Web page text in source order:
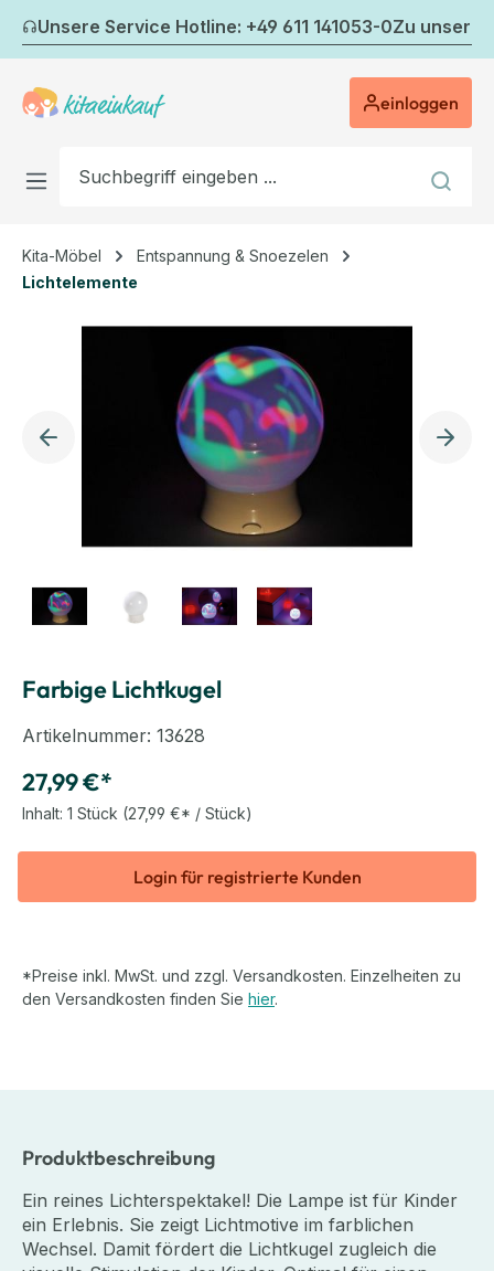
Zum Hauptinhalt springen
Unsere Service Hotline: +49 611 141053-0Zu
einloggen
Kita-Möbel
Entspannung & Snoezelen
Lichtelemente
Bildergalerie überspringen
Farbige Lichtkugel
Artikelnummer: 13628
27,99 €*
Inhalt: 1 Stück (27,99 €* / Stück)
Login für registrierte Kunden
*Preise inkl. MwSt. und zzgl. Versandkosten. Einzelheiten zu
den Versandkosten finden Sie hier.
Produktbeschreibung
Ein reines Lichterspektakel! Die Lampe ist für Kinder
ein Erlebnis. Sie zeigt Lichtmotive im farblichen
Wechsel. Damit fördert die Lichtkugel zugleich die